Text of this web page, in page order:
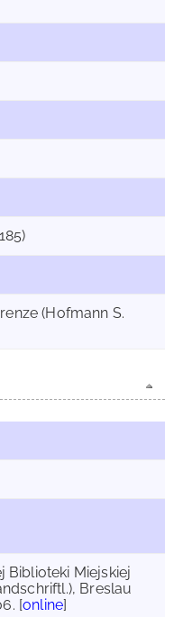
(Hofmann S.
Biblioteki Miejskiej
Breslau
[online]